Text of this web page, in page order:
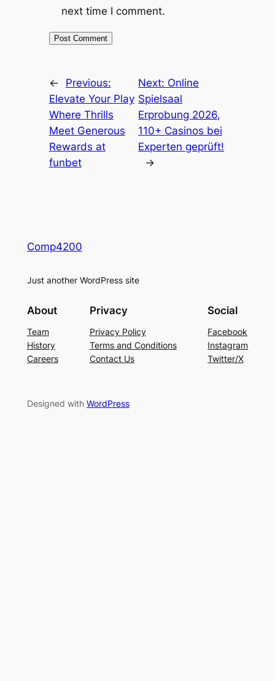
next time I comment.
←
Previous:
Elevate Your Play
Where Thrills
Meet Generous
Rewards at
funbet
Next: Online
Spielsaal
Erprobung 2026,
110+ Casinos bei
Experten geprüft!
→
Comp4200
Just another WordPress site
About
Team
History
Careers
Privacy
Privacy Policy
Terms and Conditions
Contact Us
Social
Facebook
Instagram
Twitter/X
Designed with WordPress